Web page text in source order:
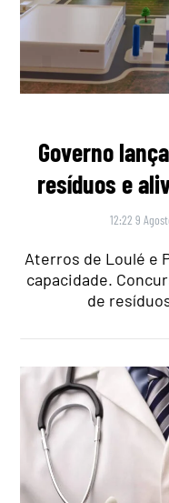
Governo
resíduos e
12:22 9
Aterros de Loulé e
capacidade.
de